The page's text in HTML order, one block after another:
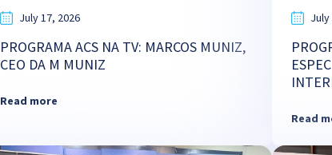
July 17, 2026
PROGRAMA ACS NA TV: MARCOS MUNIZ,
CEO DA M MUNIZ
Read more
July
Read